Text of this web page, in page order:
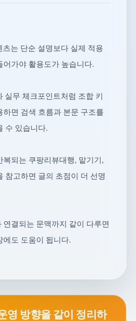
츠는 단순 설명보다 실제 적용
어가야 활용도가 높습니다.
실무 체크포인트처럼 조합 키
하면 검색 흐름과 본문 구조를
수 있습니다.
복되는 쿠팡리뷰대행, 맡기기,
참고하면 글의 초점이 더 선명
연결되는 문맥까지 같이 다루면
에도 도움이 됩니다.
영 방향을 같이 정리하